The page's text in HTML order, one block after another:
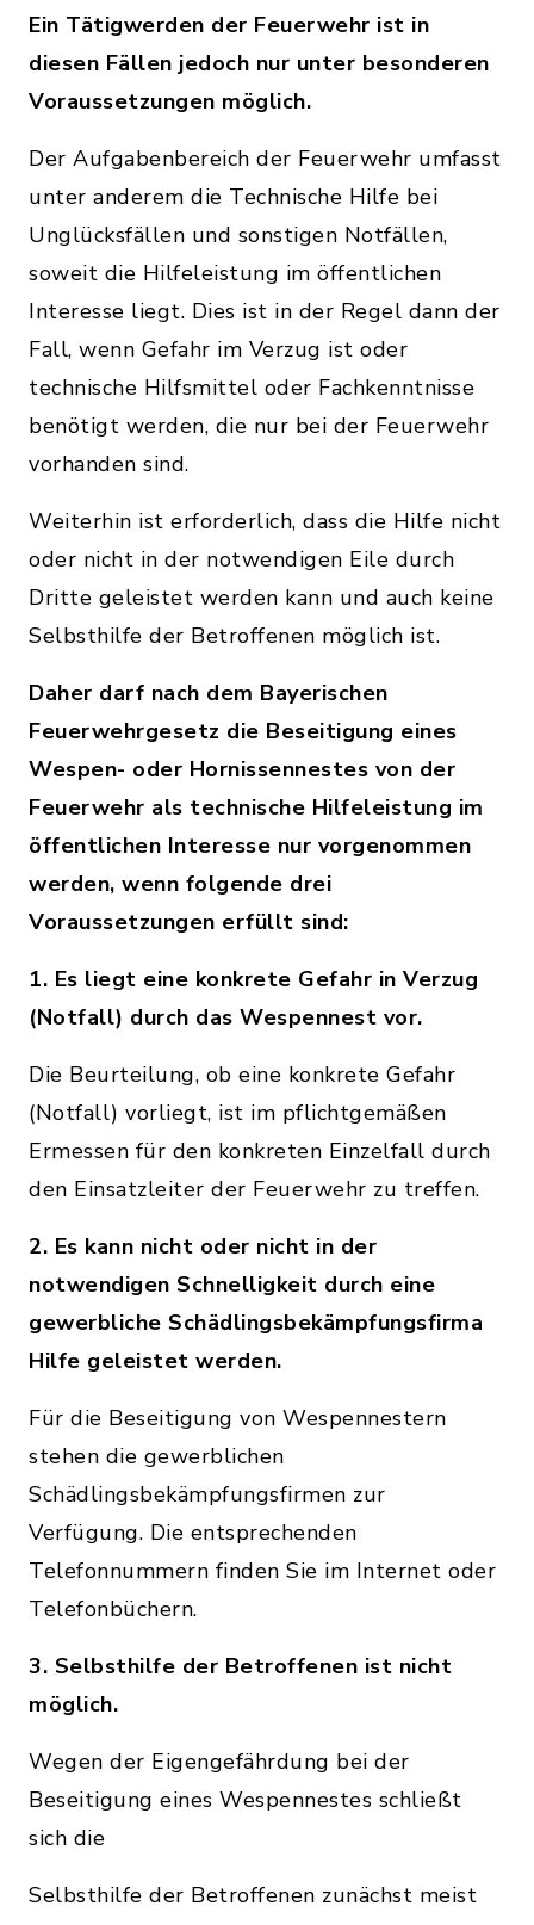
Ein Tätigwerden der Feuerwehr ist in
diesen Fällen jedoch nur unter besonderen
Voraussetzungen möglich.
Der Aufgabenbereich der Feuerwehr umfasst
unter anderem die Technische Hilfe bei
Unglücksfällen und sonstigen Notfällen,
soweit die Hilfeleistung im öffentlichen
Interesse liegt. Dies ist in der Regel dann der
Fall, wenn Gefahr im Verzug ist oder
technische Hilfsmittel oder Fachkenntnisse
benötigt werden, die nur bei der Feuerwehr
vorhanden sind.
Weiterhin ist erforderlich, dass die Hilfe nicht
oder nicht in der notwendigen Eile durch
Dritte geleistet werden kann und auch keine
Selbsthilfe der Betroffenen möglich ist.
Daher darf nach dem Bayerischen
Feuerwehrgesetz die Beseitigung eines
Wespen- oder Hornissennestes von der
Feuerwehr als technische Hilfeleistung im
öffentlichen Interesse nur vorgenommen
werden, wenn folgende drei
Voraussetzungen erfüllt sind:
1. Es liegt eine konkrete Gefahr in Verzug
(Notfall) durch das Wespennest vor.
Die Beurteilung, ob eine konkrete Gefahr
(Notfall) vorliegt, ist im pflichtgemäßen
Ermessen für den konkreten Einzelfall durch
den Einsatzleiter der Feuerwehr zu treffen.
2. Es kann nicht oder nicht in der
notwendigen Schnelligkeit durch eine
gewerbliche Schädlingsbekämpfungsfirma
Hilfe geleistet werden.
Für die Beseitigung von Wespennestern
stehen die gewerblichen
Schädlingsbekämpfungsfirmen zur
Verfügung. Die entsprechenden
Telefonnummern finden Sie im Internet oder
Telefonbüchern.
3. Selbsthilfe der Betroffenen ist nicht
möglich.
Wegen der Eigengefährdung bei der
Beseitigung eines Wespennestes schließt
sich die
Selbsthilfe der Betroffenen zunächst meist